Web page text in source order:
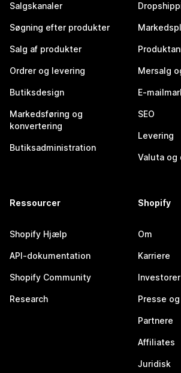
Salgskanaler
Søgning efter produkter
Salg af produkter
Ordrer og levering
Butiksdesign
Markedsføring og
konvertering
Butiksadministration
Mersalg
E-
SEO
Levering
Valuta
Ressourcer
Shopify Hjælp
API-dokumentation
Shopify Community
Research
Shopify
Om
Karriere
Investorer
Presse
Partnere
Affiliates
Juridisk